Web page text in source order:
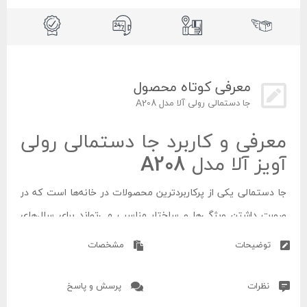
معرفی کوتاه محصول
جا دستمالی رولی آلا مدل A208
معرفی و کاربرد جا دستمالی رولی
آویز آلا مدل A208
جا دستمالی یکی از پرکاربردترین محصولات در خانه‌ها است که در
صورت داشتن ویژگی‌ها و ساختار مناسب می‌تواند برای سال‌های
سال مورد استفاده قرار بگیرد. این محصولات به علت آسان‌تر کردن
خانه کاربرد دارند.
توضیحات مشخصات
نظرات پرسش و پاسخ